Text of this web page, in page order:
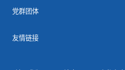
党群团体
友情链接